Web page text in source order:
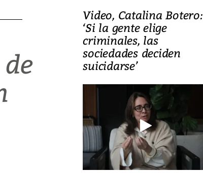
Video, Catalina Botero:
‘Si la gente elige
criminales, las
sociedades deciden
suicidarse’